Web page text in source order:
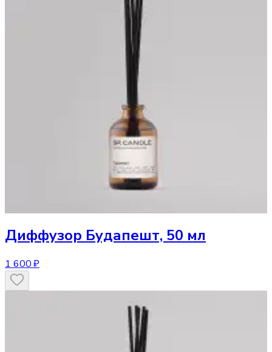
Диффузор Будапешт, 50 мл
1 600 ₽